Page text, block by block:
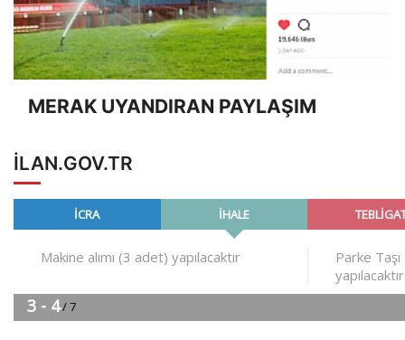
MERAK UYANDIRAN PAYLAŞIM
ILAN.GOV.TR